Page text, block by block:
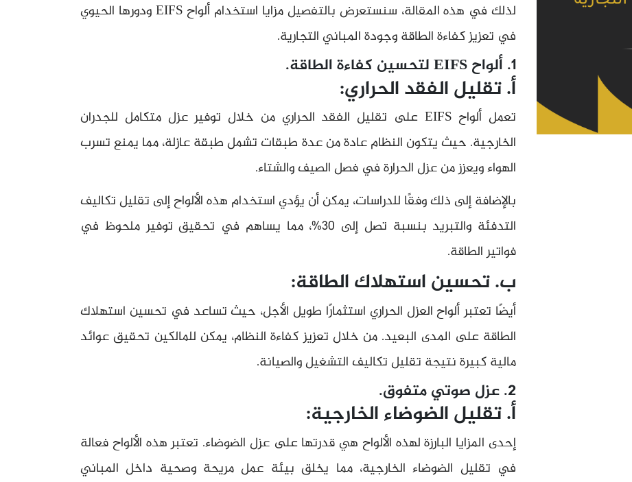
لذلك في هذه المقالة، سنستعرض بالتفصيل مزايا استخدام ألواح EIFS ودورها الحيوي
في تعزيز كفاءة الطاقة وجودة المباني التجارية.
1. ألواح EIFS لتحسين كفاءة الطاقة.
أ. تقليل الفقد الحراري:
تعمل ألواح EIFS على تقليل الفقد الحراري من خلال توفير عزل متكامل للجدران
الخارجية. حيث يتكون النظام عادة من عدة طبقات تشمل طبقة عازلة، مما يمنع تسرب
الهواء ويعزز من عزل الحرارة في فصل الصيف والشتاء.
بالإضافة إلى ذلك وفقًا للدراسات، يمكن أن يؤدي استخدام هذه الألواح إلى تقليل تكاليف
التدفئة والتبريد بنسبة تصل إلى 30%، مما يساهم في تحقيق توفير ملحوظ في
فواتير الطاقة.
ب. تحسين استهلاك الطاقة:
أيضًا تعتبر ألواح العزل الحراري استثمارًا طويل الأجل، حيث تساعد في تحسين استهلاك
الطاقة على المدى البعيد. من خلال تعزيز كفاءة النظام، يمكن للمالكين تحقيق عوائد
مالية كبيرة نتيجة تقليل تكاليف التشغيل والصيانة.
2. عزل صوتي متفوق.
أ. تقليل الضوضاء الخارجية:
إحدى المزايا البارزة لهذه الألواح هي قدرتها على عزل الضوضاء. تعتبر هذه الألواح فعالة
في تقليل الضوضاء الخارجية، مما يخلق بيئة عمل مريحة وصحية داخل المباني